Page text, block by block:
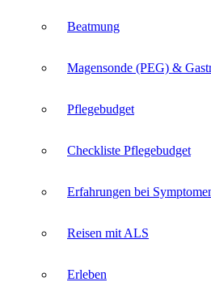
Beatmung
Magensonde (PEG) &
Pflegebudget
Checkliste Pflegebudget
Erfahrungen bei
Reisen mit ALS
Erleben